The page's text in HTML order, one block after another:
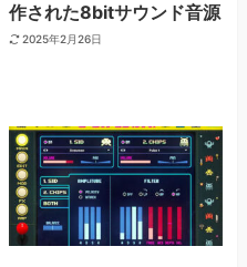
作された8bitサウンド音源
2025年2月26日